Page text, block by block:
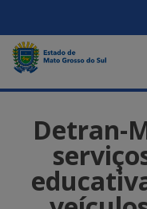
Detran-